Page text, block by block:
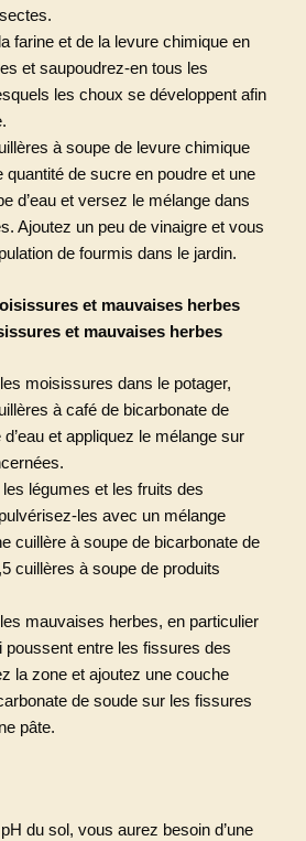
farine et de la levure chimique en
et saupoudrez-en tous les
les choux se développent afin
à soupe de levure chimique
quantité de sucre en poudre et une
d’eau et versez le mélange dans
Ajoutez un peu de vinaigre et vous
de fourmis dans le jardin.
et mauvaises herbes
et mauvaises herbes
moisissures dans le potager,
à café de bicarbonate de
et appliquez le mélange sur
légumes et les fruits des
les avec un mélange
cuillère à soupe de bicarbonate de
cuillères à soupe de produits
mauvaises herbes, en particulier
poussent entre les fissures des
la zone et ajoutez une couche
de soude sur les fissures
pâte.
du sol, vous aurez besoin d’une